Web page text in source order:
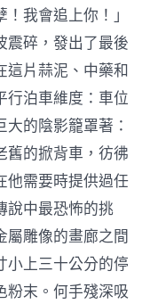
我會追上你！」
震碎，發出了最後
這片蒜泥、中藥和
行泊車維度：車位
的陰影籠罩著：
舊的掀背車，彷彿
他需要時提供過任
說中最恐怖的挑
屬雕像的畫廊之間
小上三十公分的停
粉末。何手殘深吸